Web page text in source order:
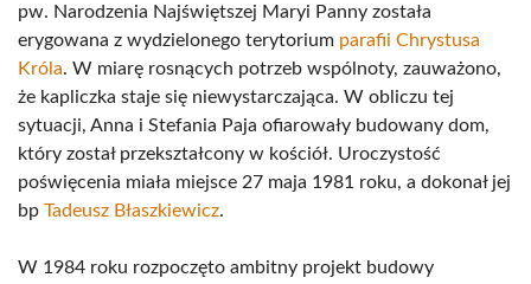
pw. Narodzenia Najświętszej Maryi Panny została
erygowana z wydzielonego terytorium parafii Chrystusa
Króla. W miarę rosnących potrzeb wspólnoty, zauważono,
że kapliczka staje się niewystarczająca. W obliczu tej
sytuacji, Anna i Stefania Paja ofiarowały budowany dom,
który został przekształcony w kościół. Uroczystość
poświęcenia miała miejsce 27 maja 1981 roku, a dokonał jej
bp Tadeusz Błaszkiewicz.
W 1984 roku rozpoczęto ambitny projekt budowy